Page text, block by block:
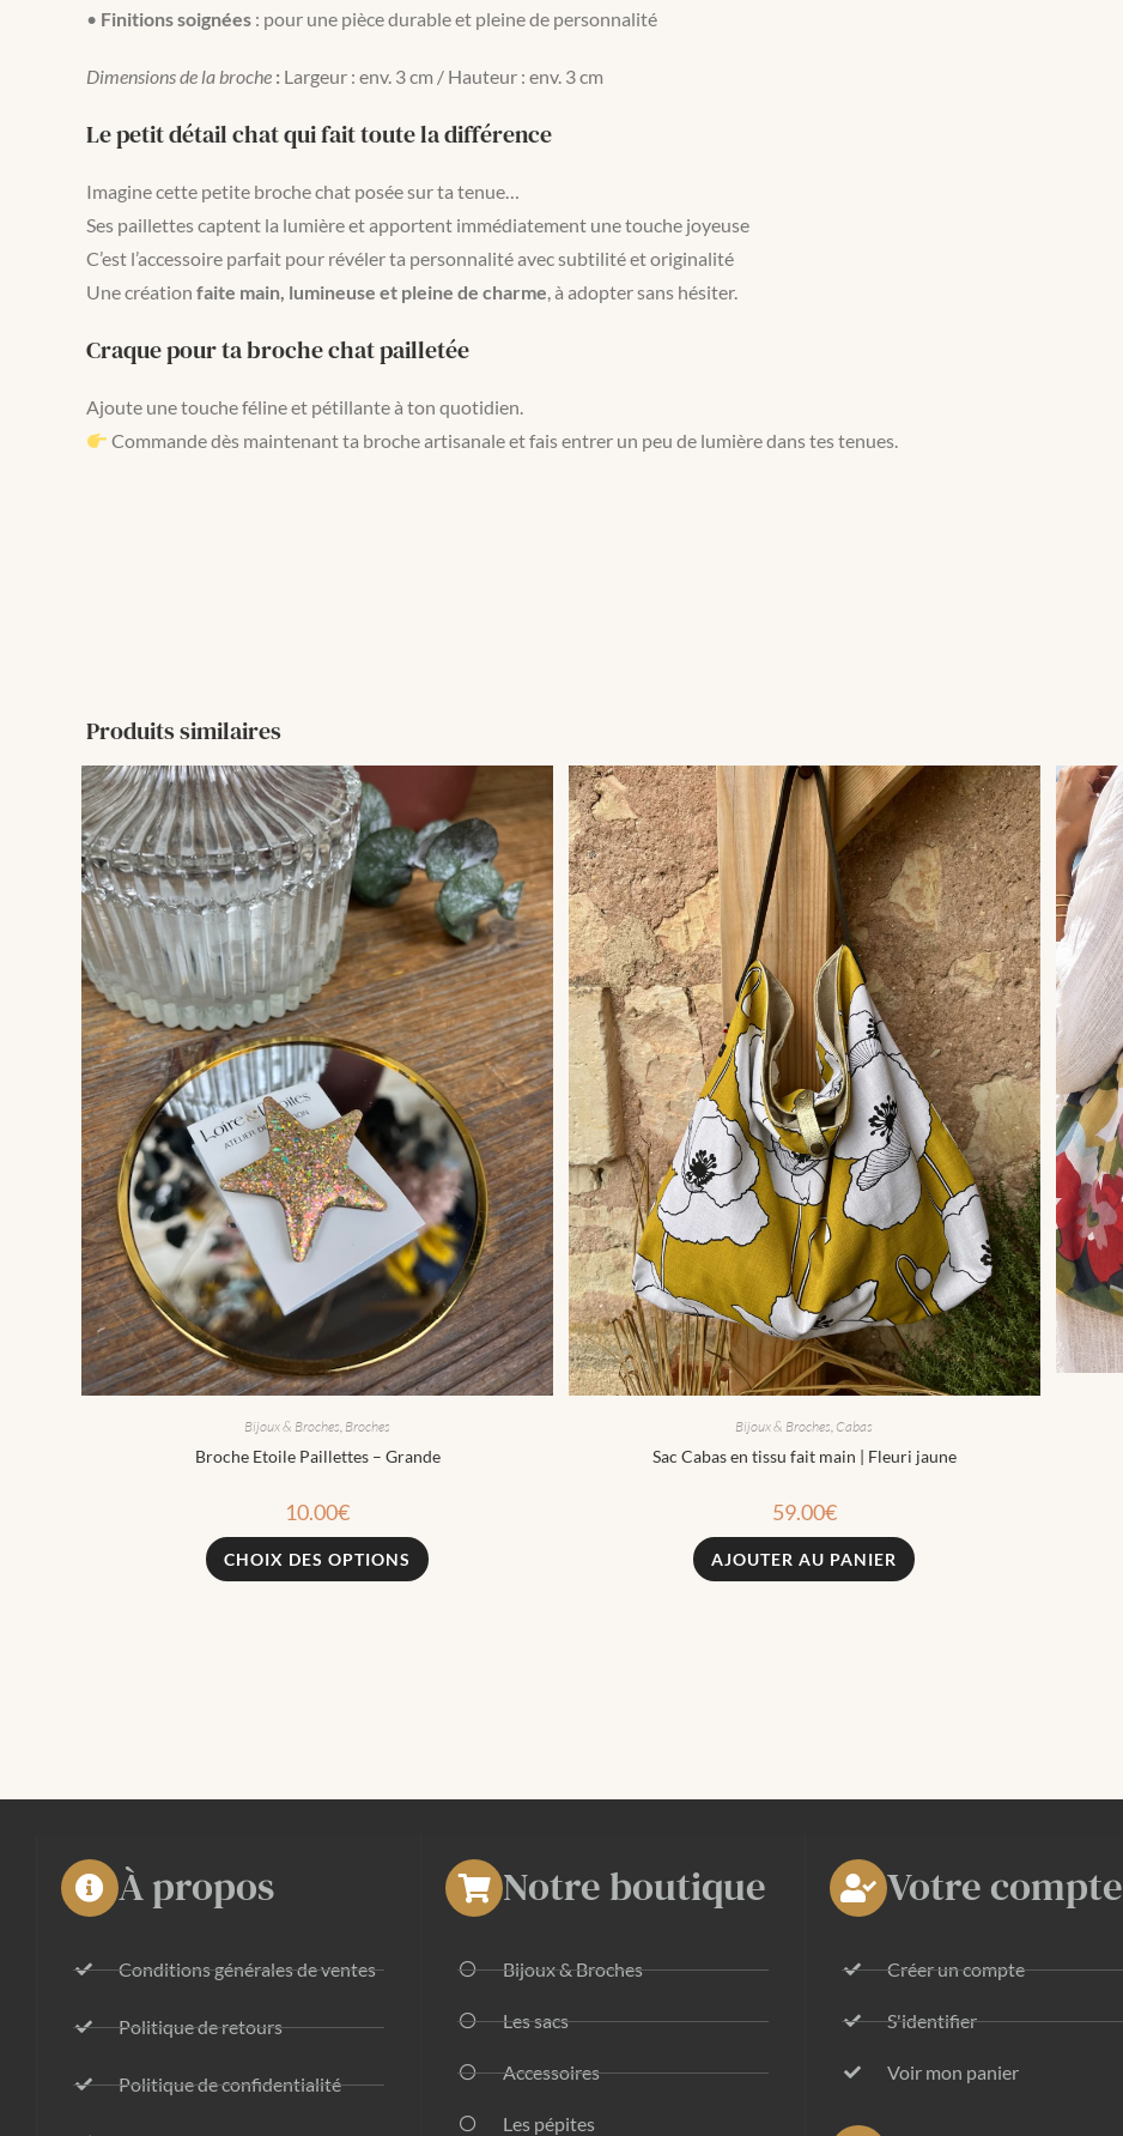
• Finitions soignées : pour une pièce durable et pleine de personnalité
Dimensions de la broche : Largeur : env. 3 cm / Hauteur : env. 3 cm
Le petit détail chat qui fait toute la différence
Imagine cette petite broche chat posée sur ta tenue…
Ses paillettes captent la lumière et apportent immédiatement une touche joyeuse
C’est l’accessoire parfait pour révéler ta personnalité avec subtilité et originalité
Une création faite main, lumineuse et pleine de charme, à adopter sans hésiter.
Craque pour ta broche chat pailletée
Ajoute une touche féline et pétillante à ton quotidien.
Commande dès maintenant ta broche artisanale et fais entrer un peu de lumière dans tes tenues.
Produits similaires
Bijoux & Broches Broches
Broche Etoile Paillettes – Grande
10.00€
CHOIX DES OPTIONS
Bijoux & Broches Cabas
Sac Cabas en tissu fait main | Fleuri jaune
59.00€
AJOUTER AU PANIER
À propos
Conditions générales de ventes
Politique de retours
Politique de confidentialité
Notre boutique
Bijoux & Broches
Les sacs
Accessoires
Les pépites
Votre compte
Créer un compte
S'identifier
Voir mon panier